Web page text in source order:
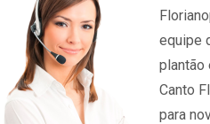
equipe
plantão
Canto
para